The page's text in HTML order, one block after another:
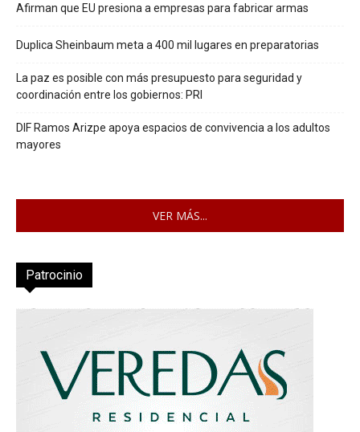
Afirman que EU presiona a empresas para fabricar armas
Duplica Sheinbaum meta a 400 mil lugares en preparatorias
La paz es posible con más presupuesto para seguridad y
coordinación entre los gobiernos: PRI
DIF Ramos Arizpe apoya espacios de convivencia a los adultos
mayores
VER MÁS...
Patrocinio